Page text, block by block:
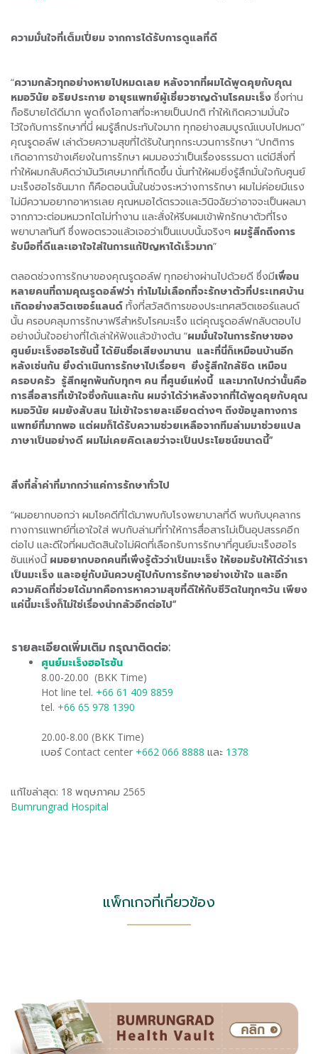
ความมั่นใจที่เต็มเปี่ยม จากการได้รับการดูแลที่ดี
“ความกลัวทุกอย่างหายไปหมดเลย หลังจากที่ผมได้พูดคุยกับคุณ
หมอวินัย อริยประกาย อายุรแพทย์ผู้เชี่ยวชาญด้านโรคมะเร็ง ซึ่งท่าน
ก็อธิบายได้ดีมาก พูดถึงโอกาสที่จะหายเป็นปกติ ทำให้เกิดความมั่นใจ
ไว้ใจกับการรักษาที่นี่ ผมรู้สึกประทับใจมาก ทุกอย่างสมบูรณ์แบบไปหมด”
คุณรูดอล์ฟ เล่าด้วยความสุขที่ได้รับในทุกกระบวนการรักษา “ปกติการ
เกิดอาการข้างเคียงในการรักษา ผมมองว่าเป็นเรื่องธรรมดา แต่มีสิ่งที่
ทำให้ผมกลับคิดว่ามันวิเศษมากที่เกิดขึ้น นั่นทำให้ผมยิ่งรู้สึกมั่นใจกับศูนย์
มะเร็งฮอไรซันมาก ก็คือตอนนั้นในช่วงระหว่างการรักษา ผมไม่ค่อยมีแรง
ไม่มีความอยากอาหารเลย คุณหมอได้ตรวจและวินิจฉัยว่าอาจจะเป็นผลมา
จากภาวะต่อมหมวกไตไม่ทำงาน และสั่งให้รีบผมเข้าพักรักษาตัวที่โรง
พยาบาลทันที ซึ่งพอตรวจแล้วเจอว่าเป็นแบบนั้นจริงๆ ผมรู้สึกถึงการ
รับมือที่ดีและเอาใจใส่ในการแก้ปัญหาได้เร็วมาก”
ตลอดช่วงการรักษาของคุณรูดอล์ฟ ทุกอย่างผ่านไปด้วยดี ซึ่งมีเพื่อน
หลายคนที่ถามคุณรูดอล์ฟว่า ทำไมไม่เลือกที่จะรักษาตัวที่ประเทศบ้าน
เกิดอย่างสวิตเซอร์แลนด์ ทั้งที่สวัสดิการของประเทศสวิตเซอร์แลนด์
นั้น ครอบคลุมการรักษาฟรีสำหรับโรคมะเร็ง แต่คุณรูดอล์ฟกลับตอบไป
อย่างมั่นใจอย่างที่ได้เล่าให้ฟังแล้วข้างต้น “ผมมั่นใจในการรักษาของ
ศูนย์มะเร็งฮอไรซันนี้ ได้ยินชื่อเสียงมานาน และที่นี่ก็เหมือนบ้านอีก
หลังเช่นกัน ยิ่งดำเนินการรักษาไปเรื่อยๆ ยิ่งรู้สึกใกล้ชิด เหมือน
ครอบครัว รู้สึกผูกพันกับทุกๆ คน ที่ศูนย์แห่งนี้ และมากไปกว่านั้นคือ
การสื่อสารที่เข้าใจซึ่งกันและกัน ผมจำได้ว่าหลังจากที่ได้พูดคุยกับคุณ
หมอวินัย ผมยังสับสน ไม่เข้าใจรายละเอียดต่างๆ ถึงข้อมูลทางการ
แพทย์ที่มากพอ แต่ผมก็ได้รับความช่วยเหลือจากทีมล่ามมาช่วยแปล
ภาษาเป็นอย่างดี ผมไม่เคยคิดเลยว่าจะเป็นประโยชน์ขนาดนี้”
สิ่งที่ล้ำค่าที่มากกว่าแค่การรักษาทั่วไป
“ผมอยากบอกว่า ผมโชคดีที่ได้มาพบกับโรงพยาบาลที่ดี พบกับบุคลากร
ทางการแพทย์ที่เอาใจใส่ พบกับล่ามที่ทำให้การสื่อสารไม่เป็นอุปสรรคอีก
ต่อไป และดีใจที่ผมตัดสินใจไม่ผิดที่เลือกรับการรักษาที่ศูนย์มะเร็งฮอไร
ซันแห่งนี้ ผมอยากบอกคนที่เพิ่งรู้ตัวว่าเป็นมะเร็ง ให้ยอมรับให้ได้ว่าเรา
เป็นมะเร็ง และอยู่กับมันควบคู่ไปกับการรักษาอย่างเข้าใจ และอีก
ความคิดที่ช่วยได้มากคือการหาความสุขที่ดีให้กับชีวิตในทุกๆวัน เพียง
แค่นี้มะเร็งก็ไม่ใช่เรื่องน่ากลัวอีกต่อไป”
รายละเอียดเพิ่มเติม กรุณาติดต่อ:
ศูนย์มะเร็งฮอไรซัน
8.00-20.00 (BKK Time)
Hot line tel. +66 61 409 8859
tel. +66 65 978 1390
20.00-8.00 (BKK Time)
เบอร์ Contact center +662 066 8888 และ 1378
แก้ไขล่าสุด: 18 พฤษภาคม 2565
Bumrungrad Hospital
แพ็กเกจที่เกี่ยวข้อง